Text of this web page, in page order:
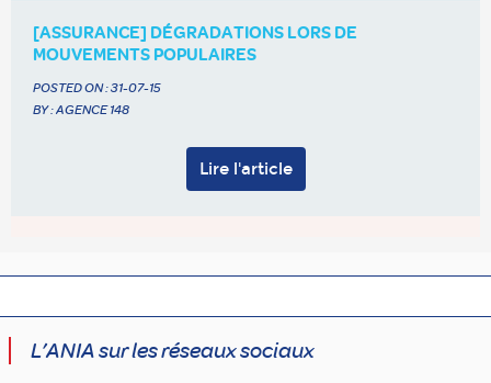
[ASSURANCE] DÉGRADATIONS LORS DE
MOUVEMENTS POPULAIRES
POSTED ON :31-07-15
BY : AGENCE 148
Lire l'article
L’ANIA sur les réseaux sociaux